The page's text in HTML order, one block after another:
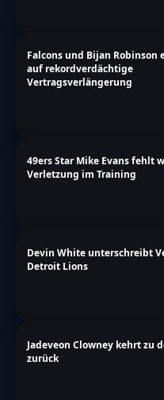
Falcons und Bijan Robinson
auf rekordverdächtige
Vertragsverlängerung
49ers Star Mike Evans fehlt
Verletzung im Training
Devin White unterschreibt
Detroit Lions
Jadeveon Clowney kehrt zu
zurück